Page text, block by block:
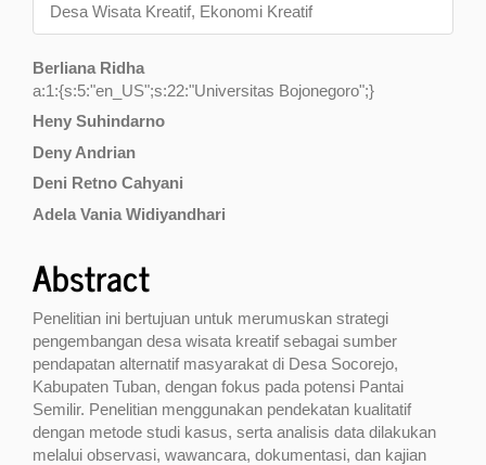
Desa Wisata Kreatif, Ekonomi Kreatif
Main
Article
Content
Berliana Ridha
a:1:{s:5:"en_US";s:22:"Universitas Bojonegoro";}
Heny Suhindarno
Deny Andrian
Deni Retno Cahyani
Adela Vania Widiyandhari
Abstract
Penelitian ini bertujuan untuk merumuskan strategi
pengembangan desa wisata kreatif sebagai sumber
pendapatan alternatif masyarakat di Desa Socorejo,
Kabupaten Tuban, dengan fokus pada potensi Pantai
Semilir. Penelitian menggunakan pendekatan kualitatif
dengan metode studi kasus, serta analisis data dilakukan
melalui observasi, wawancara, dokumentasi, dan kajian